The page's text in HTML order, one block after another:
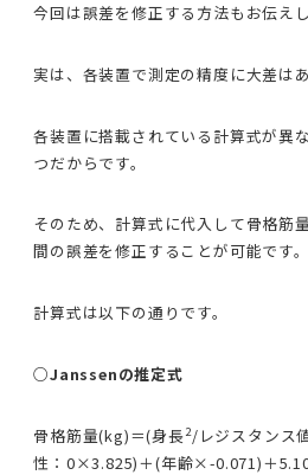
今回は誤差を修正する方法もお伝えし
実は、各装置で測定の精度に大差は
各装置に搭載されている計算式が異
つだからです。
そのため、計算式に代入して骨格筋
間の誤差を修正することが可能です。
計算式は以下の通りです。
○Janssenの推定式
骨格筋量(kg)＝(身長2/レジスタンス
性：0×3.825)＋(年齢×-0.071)＋